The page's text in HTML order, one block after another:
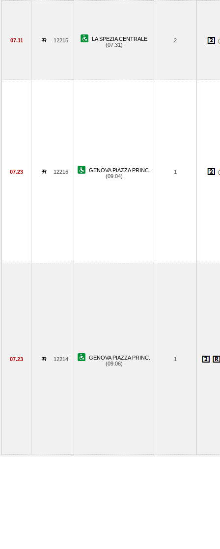
07.11 12215
LA SPEZIA CENTRALE
(07.31)
2
07.23 12216
GENOVA PIAZZA PRINC.
(09.04)
1
07.23 12214
GENOVA PIAZZA PRINC.
(09.06)
1